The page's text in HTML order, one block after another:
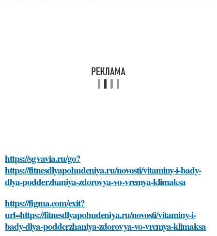
https://sgvavia.ru/go?
https://fitnesdlyapohudeniya.ru/novosti/vitaminy-i-bady-
dlya-podderzhaniya-zdorovya-vo-vremya-klimaksa
https://figma.com/exit?
url=https://fitnesdlyapohudeniya.ru/novosti/vitaminy-i-
bady-dlya-podderzhaniya-zdorovya-vo-vremya-klimaksa